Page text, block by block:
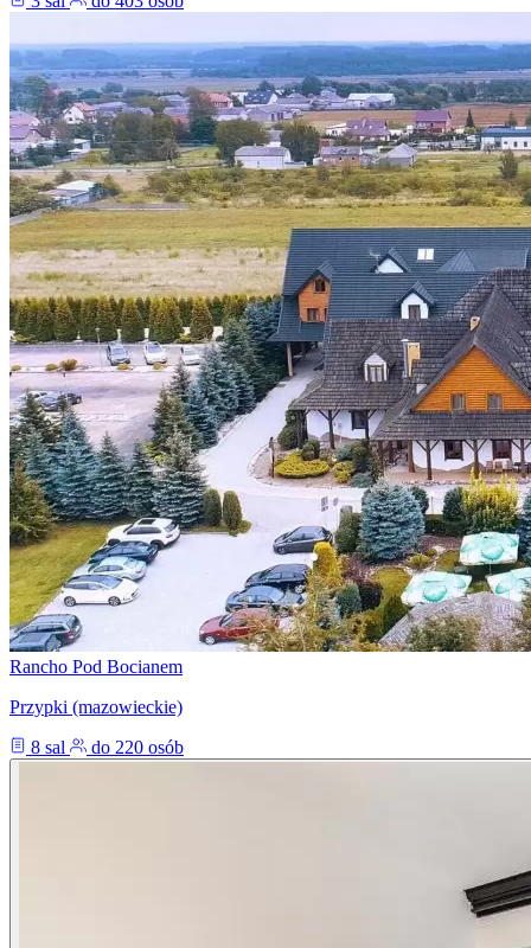
Rancho Pod Bocianem
Przypki (mazowieckie)
8 sal
do 220 osób